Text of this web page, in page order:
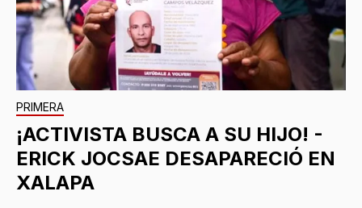
PRIMERA
¡ACTIVISTA BUSCA A SU HIJO! -
ERICK JOCSAE DESAPARECIÓ EN
XALAPA